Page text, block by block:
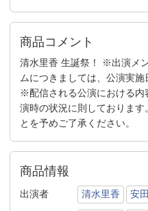
商品コメント
清水里香 生誕祭！ ※出演メ
ムにつきましては、公演実施
※配信される公演における内
演時の状況に則しておりま
とを予めご了承ください。
商品情報
出演者 清水里香 安